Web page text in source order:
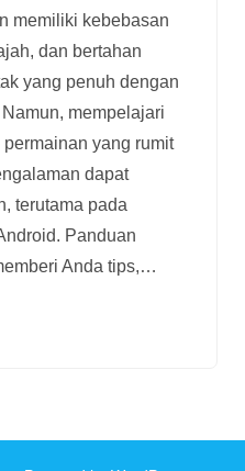
memiliki kebebasan
dan bertahan
yang penuh dengan
mempelajari
yang rumit
dapat
terutama pada
Panduan
Anda tips,…